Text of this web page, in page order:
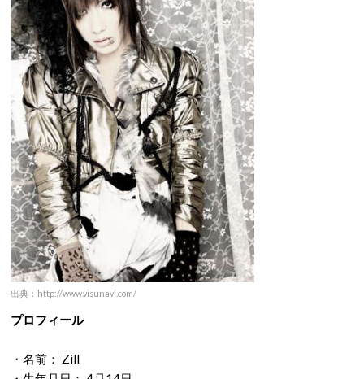
出典：http://www.visunavi.com/
プロフィール
・名前： Zill